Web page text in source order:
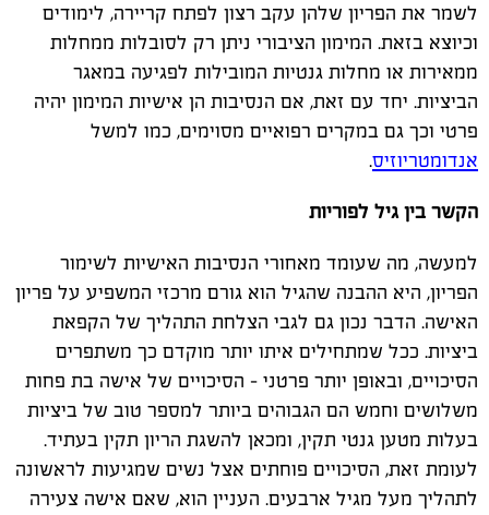
לשמר את הפריון שלהן עקב רצון לפתח קריירה, לימודים
וכיוצא בזאת. המימון הציבורי ניתן רק לסובלות ממחלות
ממאירות או מחלות גנטיות המובילות לפגיעה במאגר
הביציות. יחד עם זאת, אם הנסיבות הן אישיות המימון יהיה
פרטי וכך גם במקרים רפואיים מסוימים, כמו למשל
אנדומטריוזיס.
הקשר בין גיל לפוריות
למעשה, מה שעומד מאחורי הנסיבות האישיות לשימור
הפריון, היא ההבנה שהגיל הוא גורם מרכזי המשפיע על פריון
האישה. הדבר נכון גם לגבי הצלחת התהליך של הקפאת
ביציות. ככל שמתחילים איתו יותר מוקדם כך משתפרים
הסיכויים, ובאופן יותר פרטני – הסיכויים של אישה בת פחות
משלושים וחמש הם הגבוהים ביותר למספר טוב של ביציות
בעלות מטען גנטי תקין, ומכאן להשגת הריון תקין בעתיד.
לעומת זאת, הסיכויים פוחתים אצל נשים שמגיעות לראשונה
לתהליך מעל מגיל ארבעים. העניין הוא, שאם אישה צעירה